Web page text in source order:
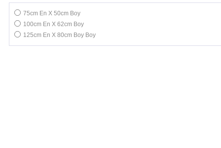
75cm En X 50cm Boy
100cm En X 62cm Boy
125cm En X 80cm Boy Boy